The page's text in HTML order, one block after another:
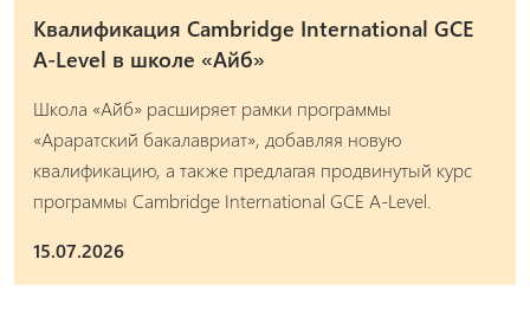
Квалификация Cambridge International GCE
A-Level в школе «Айб»
Школа «Айб» расширяет рамки программы
«Араратский бакалавриат», добавляя новую
квалификацию, а также предлагая продвинутый курс
программы Cambridge International GCE A-Level.
15.07.2026